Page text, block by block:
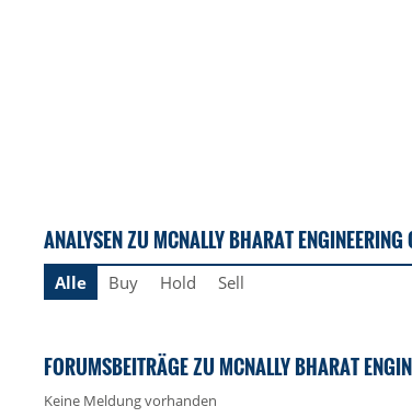
ANALYSEN ZU MCNALLY BHARAT ENGINEERING
Alle Buy Hold Sell
FORUMSBEITRÄGE ZU MCNALLY BHARAT
Keine Meldung vorhanden